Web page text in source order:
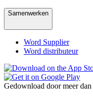
Samenwerken
Word Supplier
Word distributeur
Gedownload door meer dan